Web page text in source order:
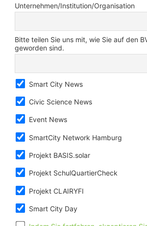
Unternehmen/Institution/Organisation
Bitte teilen Sie uns mit, wie Sie auf den
geworden sind.
Smart City News
Civic Science News
Event News
SmartCity Network Hamburg
Projekt BASIS.solar
Projekt SchulQuartierCheck
Projekt CLAIRYFI
Smart City Day